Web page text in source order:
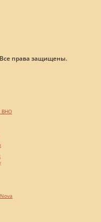
права защищены.
ВНО